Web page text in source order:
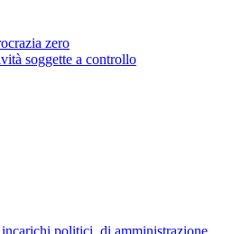
zero
soggette a controllo